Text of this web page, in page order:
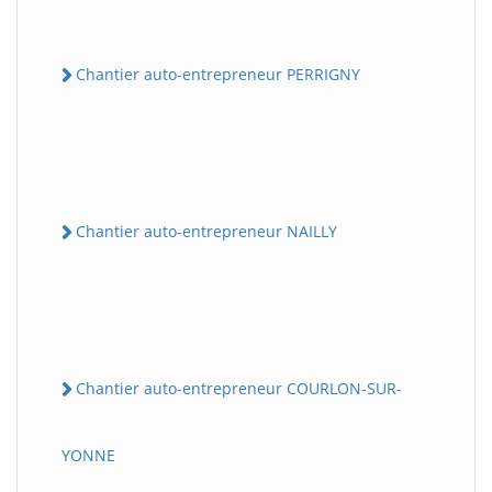
Chantier auto-entrepreneur PERRIGNY
Chantier auto-entrepreneur NAILLY
Chantier auto-entrepreneur COURLON-SUR-
YONNE